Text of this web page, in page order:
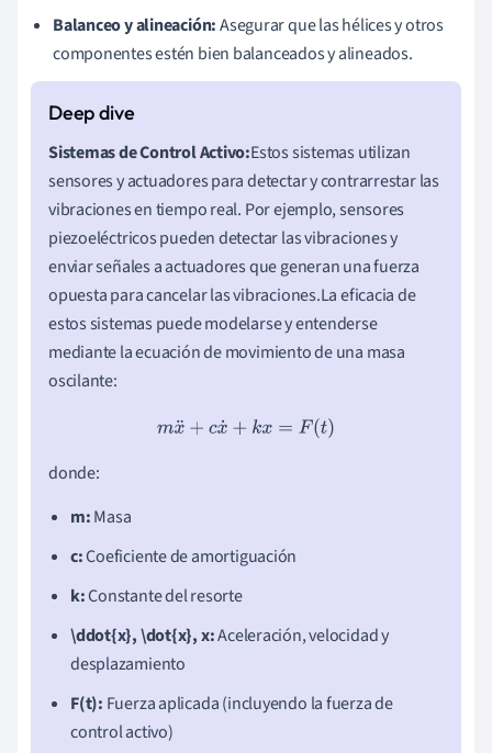
Balanceo y alineación:Asegurar que las hélices y otros
componentes estén bien balanceados y alineados.
Sistemas de Control Activo:Estos sistemas utilizan
sensores y actuadores para detectar y contrarrestar las
vibraciones en tiempo real. Por ejemplo, sensores
piezoeléctricos pueden detectar las vibraciones y
enviar señales a actuadores que generan una fuerza
opuesta para cancelar las vibraciones.La eficacia de
estos sistemas puede modelarse y entenderse
mediante la ecuación de movimiento de una masa
oscilante:
mx ¨+c x˙ +kx =F( t)
donde:
m:Masa
c:Coeficiente de amortiguación
k:Constante del resorte
\ddot{x}, \dot{x}, x:Aceleración, velocidad y
desplazamiento
F(t): Fuerza aplicada (incluyendo la fuerza de
control activo)